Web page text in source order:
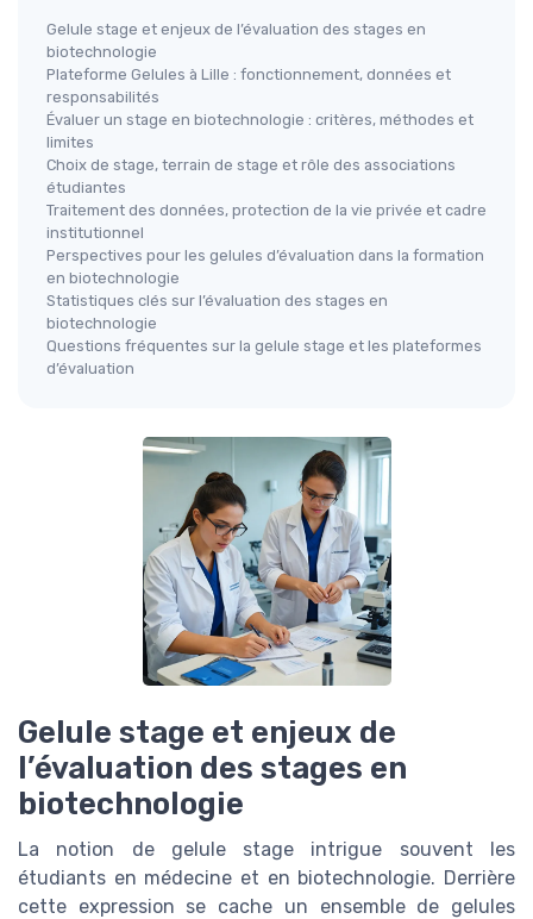
Gelule stage et enjeux de l’évaluation des stages en
biotechnologie
Plateforme Gelules à Lille : fonctionnement, données et
responsabilités
Évaluer un stage en biotechnologie : critères, méthodes et
limites
Choix de stage, terrain de stage et rôle des associations
étudiantes
Traitement des données, protection de la vie privée et cadre
institutionnel
Perspectives pour les gelules d’évaluation dans la formation
en biotechnologie
Statistiques clés sur l’évaluation des stages en
biotechnologie
Questions fréquentes sur la gelule stage et les plateformes
d’évaluation
Gelule stage et enjeux de
l’évaluation des stages en
biotechnologie
La notion de gelule stage intrigue souvent les
étudiants en médecine et en biotechnologie. Derrière
cette expression se cache un ensemble de gelules